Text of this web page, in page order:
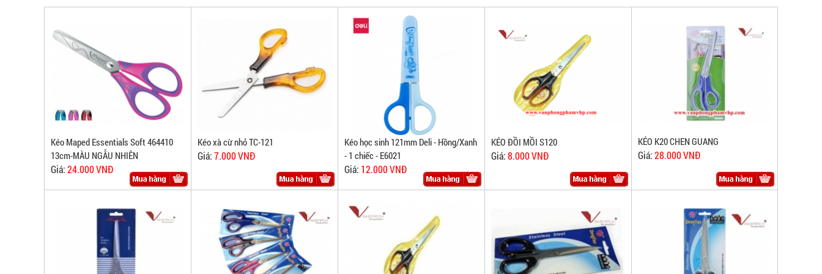
Kéo Maped Essentials Soft 464410
13cm-MÀU NGẪU NHIÊN
Giá:24.000 VNĐ
Kéo xà cừ nhỏ TC-121
Giá:7.000 VNĐ
Kéo học sinh 121mm Deli - Hồng/Xanh
- 1 chiếc - E6021
Giá: 12.000 VNĐ
KÉO ĐỒI MỒI S120
Giá:8.000 VNĐ
KÉO K20 CHEN GUANG
Giá:28.000 VNĐ